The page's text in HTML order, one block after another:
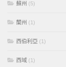
蘇州 (5)
蘭州 (1)
西伯利亞 (1)
西域 (1)